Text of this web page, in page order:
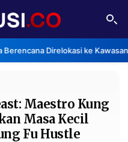
Direlokasi ke Kawasan
Maestro Kung
Masa Kecil
Fu Hustle